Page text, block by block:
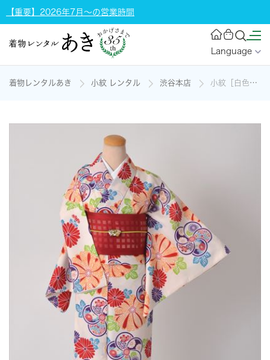
【重要】2026年7月～の営業時間
Language
着物レンタルあき 小紋 レンタル 渋谷本店 小紋［白色のねじり梅模様］の着物レンタル